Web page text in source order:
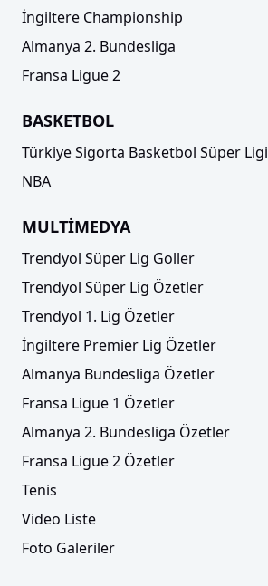
İngiltere Championship
Almanya 2. Bundesliga
Fransa Ligue 2
BASKETBOL
Türkiye Sigorta Basketbol Süper Ligi
NBA
MULTİMEDYA
Trendyol Süper Lig Goller
Trendyol Süper Lig Özetler
Trendyol 1. Lig Özetler
İngiltere Premier Lig Özetler
Almanya Bundesliga Özetler
Fransa Ligue 1 Özetler
Almanya 2. Bundesliga Özetler
Fransa Ligue 2 Özetler
Tenis
Video Liste
Foto Galeriler